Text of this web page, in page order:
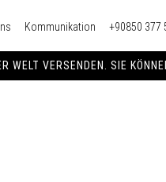
Kommunikation +90850 377
WELT VERSENDEN. SIE